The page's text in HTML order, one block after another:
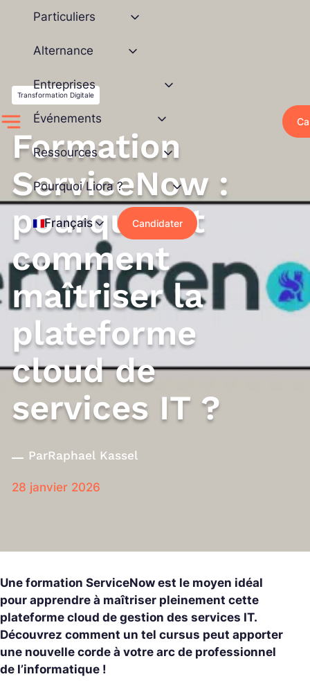
contenu
Particuliers
Alternance
Entreprises
Événements
Ressources
Pourquoi Liora ?
Français Candidater
Transformation Digitale
Formation
ServiceNow :
pourquoi et
comment
maîtriser la
plateforme
cloud de
services IT ?
ParRaphael Kassel
28 janvier 2026
Une formation ServiceNow est le moyen idéal
pour apprendre à maîtriser pleinement cette
plateforme cloud de gestion des services IT.
Découvrez comment un tel cursus peut apporter
une nouvelle corde à votre arc de professionnel
de l’informatique !